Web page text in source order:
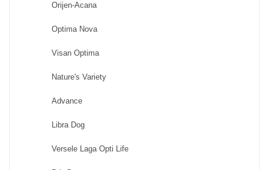
Orijen-Acana
Optima Nova
Visan Optima
Nature's Variety
Advance
Libra Dog
Versele Laga Opti Life